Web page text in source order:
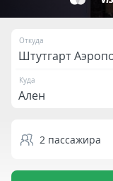
Откуда
Куда
2 пассажира